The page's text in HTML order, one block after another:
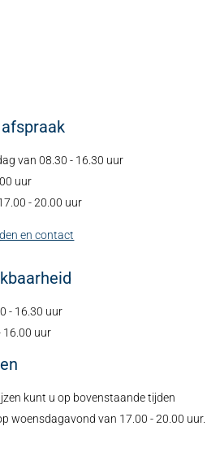
van 08.30 - 16.30 uur
uur
- 20.00 uur
en contact
- 16.30 uur
16.00 uur
kunt u op bovenstaande tijden
woensdagavond van 17.00 - 20.00 uur.